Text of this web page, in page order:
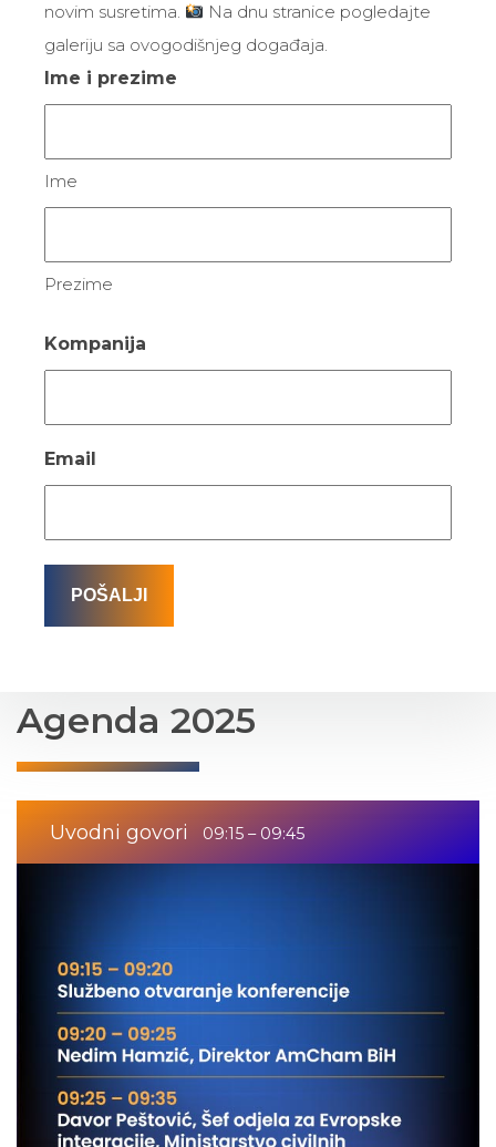
novim susretima.
Na dnu stranice pogledajte
galeriju sa ovogodišnjeg događaja.
Ime i prezime
Ime
Prezime
Kompanija
Email
Agenda 2025
Uvodni govori 09:15 – 09:45